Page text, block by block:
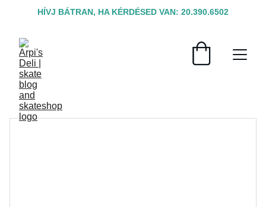
HÍVJ BÁTRAN, HA KÉRDÉSED VAN: 20.390.6502